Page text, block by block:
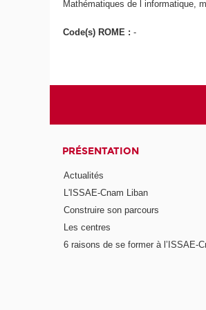
Mathématiques de l informatique,
Code(s) ROME :-
PRÉSENTATION
Actualités
L'ISSAE-Cnam Liban
Construire son parcours
Les centres
6 raisons de se former à l’ISSAE-